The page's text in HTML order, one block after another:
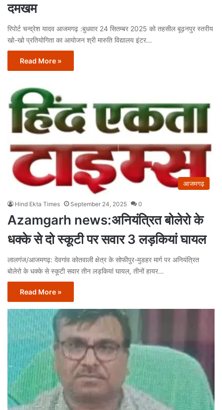
दमखम
रिपोर्ट चन्द्रेश यादव आजमगढ़ :बुधवार 24 सितम्बर 2025 को तहसील बूढ़नपुर स्तरीय
खो-खो प्रतियोगिता का आयोजन श्री मारुति विद्यालय इंटर…
Read More »
आजमगढ़
Hind Ekta Times September 24, 2025 0
Azamgarh news:अनियंत्रित बोलेरो के
धक्के से दो स्कूटी पर सवार 3 लड़कियां घायल
लालगंज/आजमगढ़: देवगांव कोतवाली क्षेत्र के सोफीपुर-मुडहर मार्ग पर अनियंत्रित
बोलेरो के धक्के से स्कूटी सवार तीन लड़कियां घायल, तीनों हायर…
Read More »